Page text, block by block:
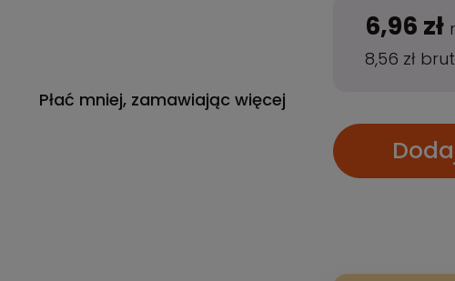
Płać mniej, zamawiając więcej
6,96 zł
8,56 zł